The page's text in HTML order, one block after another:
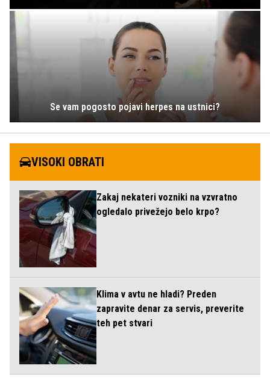
Se vam pogosto pojavi herpes na ustnici?
VISOKI OBRATI
Zakaj nekateri vozniki na vzvratno
ogledalo privežejo belo krpo?
Klima v avtu ne hladi? Preden
zapravite denar za servis, preverite
teh pet stvari